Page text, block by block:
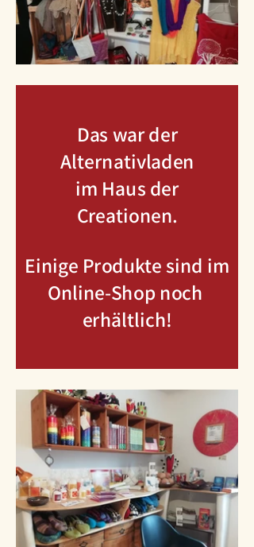
Das war der
Alternativladen
im Haus der
Creationen.
Einige Produkte sind im
Online-Shop noch
erhältlich!